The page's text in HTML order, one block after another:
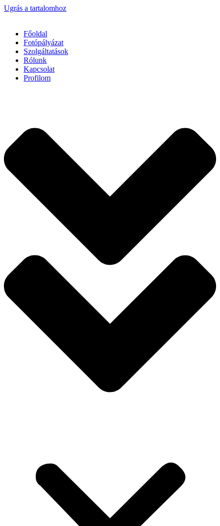
Ugrás a tartalomhoz
Főoldal
Fotópályázat
Szolgáltatások
Rólunk
Kapcsolat
Profilom